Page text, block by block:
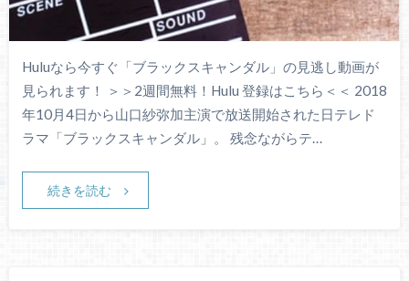
Huluなら今すぐ「ブラックスキャンダル」の見逃し動画が
見られます！ ＞＞2週間無料！Hulu 登録はこちら＜＜ 2018
年10月4日から山口紗弥加主演で放送開始された日テレド
ラマ「ブラックスキャンダル」。 残念ながらテ…
続きを読む